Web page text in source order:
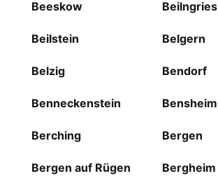
Beeskow Beilngries
Beilstein Belgern
Belzig Bendorf
Benneckenstein Bensheim
Berching Bergen
Bergen auf Rügen Bergheim